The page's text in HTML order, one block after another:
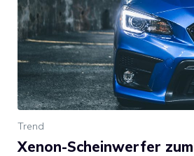
Trend
Xenon-Scheinwerfer